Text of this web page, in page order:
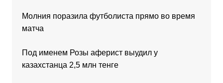
Молния поразила футболиста прямо во время
матча
Под именем Розы аферист выудил у
казахстанца 2,5 млн тенге